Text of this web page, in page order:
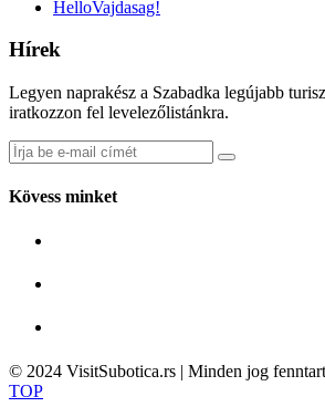
HelloVajdasag!
Hírek
Legyen naprakész a Szabadka legújabb
iratkozzon fel levelezőlistánkra.
Kövess minket
© 2024 VisitSubotica.rs | Minden jog
TOP